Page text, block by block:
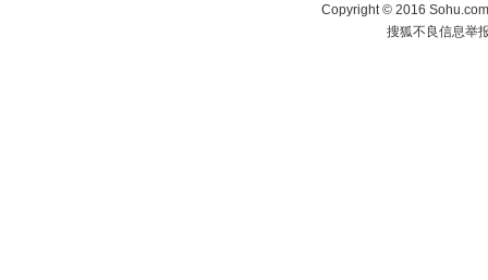
Copyright©2016
搜狐不良信息举